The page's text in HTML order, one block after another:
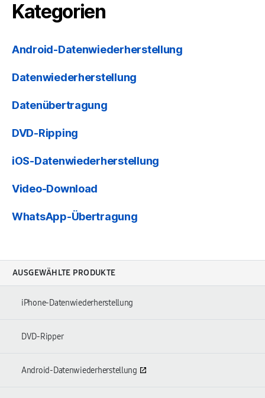
Kategorien
Android-Datenwiederherstellung
Datenwiederherstellung
Datenübertragung
DVD-Ripping
iOS-Datenwiederherstellung
Video-Download
WhatsApp-Übertragung
AUSGEWÄHLTE PRODUKTE
iPhone-Datenwiederherstellung
DVD-Ripper
Android-Datenwiederherstellung